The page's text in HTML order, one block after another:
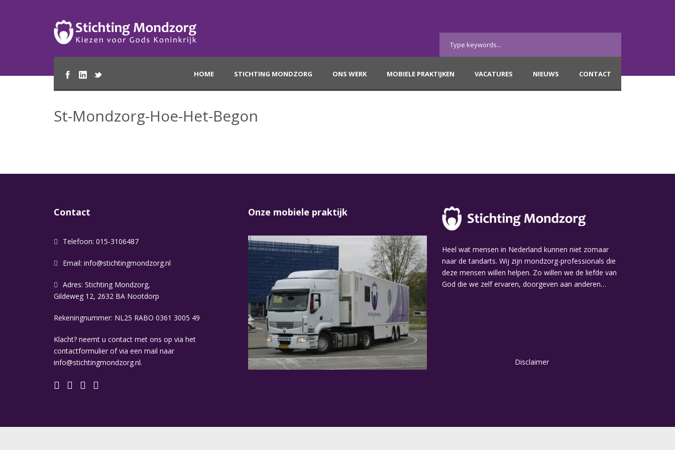
HOME STICHTING MONDZORG ONS WERK MOBIELE PRAKTIJKEN VACATURES NIEUWS CONTACT
St-Mondzorg-Hoe-Het-Begon
Contact
Telefoon: 015-3106487
Email: info@stichtingmondzorg.nl
Adres: Stichting Mondzorg,
Gildeweg 12, 2632 BA Nootdorp
Rekeningnummer: NL25 RABO 0361 3005 49
Klacht? neemt u contact met ons op via het
contactformulier of via een mail naar
info@stichtingmondzorg.nl.
Onze mobiele praktijk
Heel wat mensen in Nederland kunnen niet zomaar
naar de tandarts. Wij zijn mondzorg-professionals die
deze mensen willen helpen. Zo willen we de liefde van
God die we zelf ervaren, doorgeven aan anderen…
Disclaimer